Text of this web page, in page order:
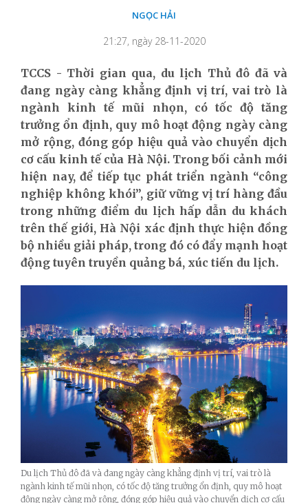
NGỌC HẢI
21:27, ngày 28-11-2020
TCCS - Thời gian qua, du lịch Thủ đô đã và
đang ngày càng khẳng định vị trí, vai trò là
ngành kinh tế mũi nhọn, có tốc độ tăng
trưởng ổn định, quy mô hoạt động ngày càng
mở rộng, đóng góp hiệu quả vào chuyển dịch
cơ cấu kinh tế của Hà Nội. Trong bối cảnh mới
hiện nay, để tiếp tục phát triển ngành “công
nghiệp không khói”, giữ vững vị trí hàng đầu
trong những điểm du lịch hấp dẫn du khách
trên thế giới, Hà Nội xác định thực hiện đồng
bộ nhiều giải pháp, trong đó có đẩy mạnh hoạt
động tuyên truyền quảng bá, xúc tiến du lịch.
Du lịch Thủ đô đã và đang ngày càng khẳng định vị trí, vai trò là
ngành kinh tế mũi nhọn, có tốc độ tăng trưởng ổn định, quy mô hoạt
động ngày càng mở rộng, đóng góp hiệu quả vào chuyển dịch cơ cấu